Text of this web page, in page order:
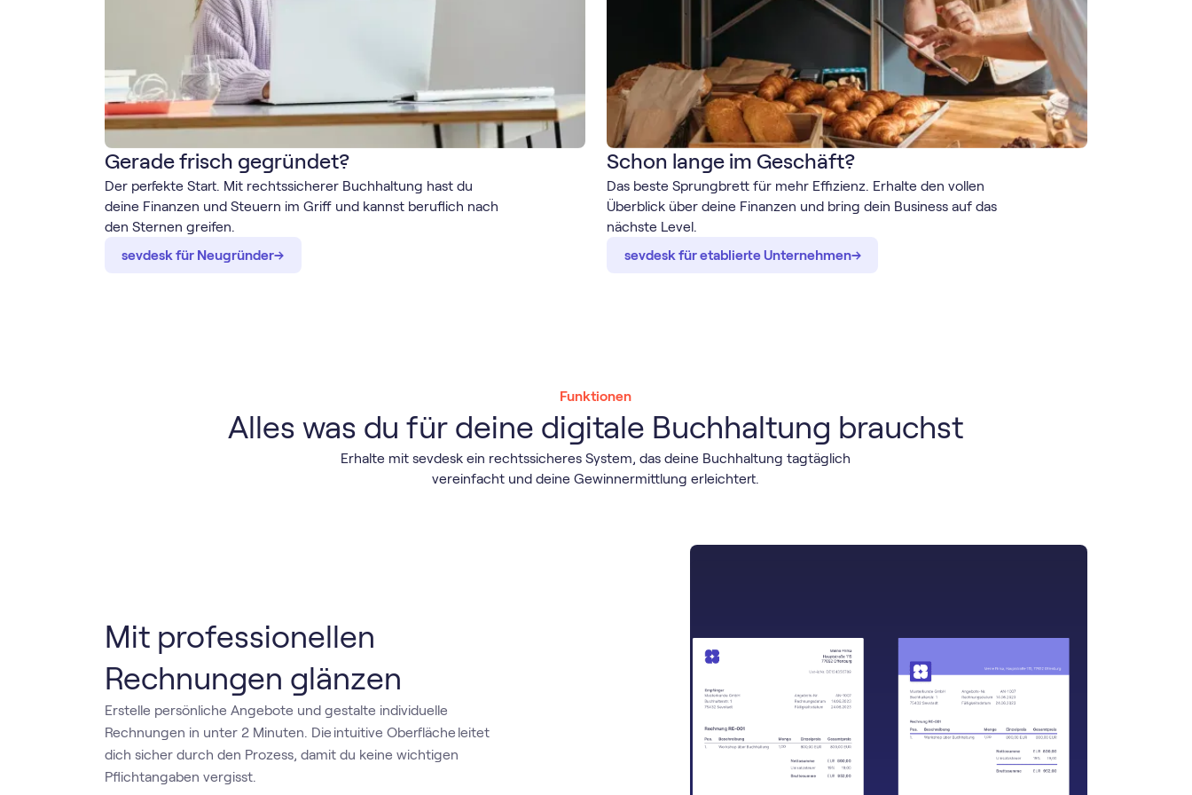
Gerade frisch gegründet?
Der perfekte Start. Mit rechtssicherer Buchhaltung hast du
deine Finanzen und Steuern im Griff und kannst beruflich nach
den Sternen greifen.
sevdesk für Neugründer→
→
Schon lange im Geschäft?
Das beste Sprungbrett für mehr Effizienz. Erhalte den vollen
Überblick über deine Finanzen und bring dein Business auf das
nächste Level.
sevdesk für etablierte Unternehmen→
→
Funktionen
Alles was du für deine digitale Buchhaltung brauchst
Erhalte mit sevdesk ein rechtssicheres System, das deine Buchhaltung tagtäglich
vereinfacht und deine Gewinnermittlung erleichtert.
Mit professionellen
Rechnungen glänzen
Erstelle persönliche Angebote und gestalte individuelle
Rechnungen in unter 2 Minuten. Die intuitive Oberfläche leitet
dich sicher durch den Prozess, damit du keine wichtigen
Pflichtangaben vergisst.